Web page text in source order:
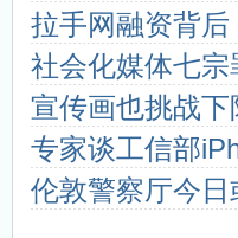
拉手网融资背
社会化媒体七宗
宣传画也挑战
专家谈工信部
伦敦警察厅今